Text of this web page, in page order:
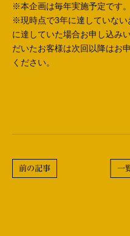
※本企画は毎年実施予定です。
※現時点で3年に達していな
に達していた場合お申し込み
だいたお客様は次回以降はお
ください。
一
前の記事